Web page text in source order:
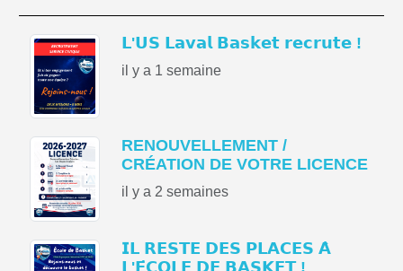
𝗟'𝗨𝗦 𝗟𝗮𝘃𝗮𝗹 𝗕𝗮𝘀𝗸𝗲𝘁 𝗿𝗲𝗰𝗿𝘂𝘁𝗲 !
il y a 1 semaine
RENOUVELLEMENT /
CRÉATION DE VOTRE LICENCE
il y a 2 semaines
𝗜𝗟 𝗥𝗘𝗦𝗧𝗘 𝗗𝗘𝗦 𝗣𝗟𝗔𝗖𝗘𝗦 𝗔̀
𝗟'𝗘́𝗖𝗢𝗟𝗘 𝗗𝗘 𝗕𝗔𝗦𝗞𝗘𝗧 !